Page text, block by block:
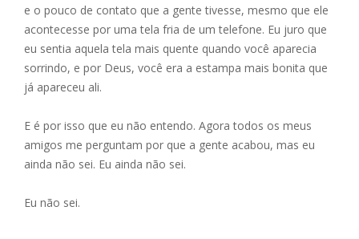
e o pouco de contato que a gente tivesse, mesmo que ele
acontecesse por uma tela fria de um telefone. Eu juro que
eu sentia aquela tela mais quente quando você aparecia
sorrindo, e por Deus, você era a estampa mais bonita que
já apareceu ali.
E é por isso que eu não entendo. Agora todos os meus
amigos me perguntam por que a gente acabou, mas eu
ainda não sei. Eu ainda não sei.
Eu não sei.